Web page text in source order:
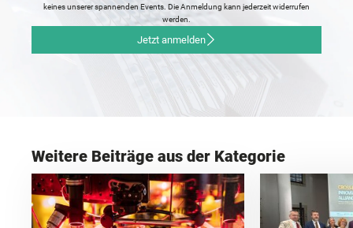
keines unserer spannenden Events. Die Anmeldung kann jederzeit widerrufen
werden.
Jetzt anmelden
Weitere Beiträge aus der Kategorie